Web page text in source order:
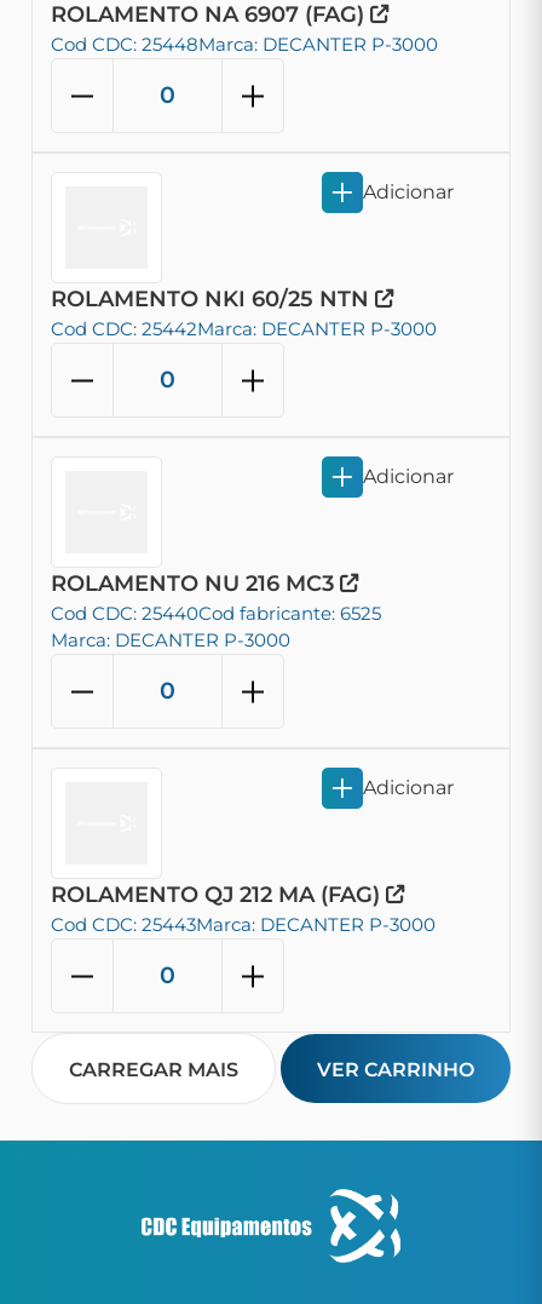
ROLAMENTO NA 6907 (FAG)
Cod CDC: 25448Marca: DECANTER P-3000
ROLAMENTO NKI 60/25 NTN
Cod CDC: 25442Marca: DECANTER P-3000
Adicionar
ROLAMENTO NU 216 MC3
Cod CDC: 25440Cod fabricante: 6525
Marca: DECANTER P-3000
Adicionar
ROLAMENTO QJ 212 MA (FAG)
Cod CDC: 25443Marca: DECANTER P-3000
Adicionar
CARREGAR MAIS VER CARRINHO